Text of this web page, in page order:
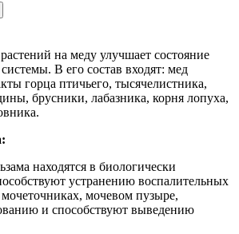
на меду улучшает состояние
В его состав входят: мед
горца птичьего, тысячелистника,
брусники, лабазника, корня лопуха,
находятся в биологически
устранению воспалительных
мочевом пузыре,
и способствуют выведению